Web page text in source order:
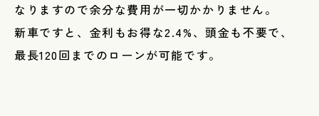
なりますので余分な費用が一切かかりません。
新車ですと、金利もお得な2.4%、頭金も不要で、
最長120回までのローンが可能です。